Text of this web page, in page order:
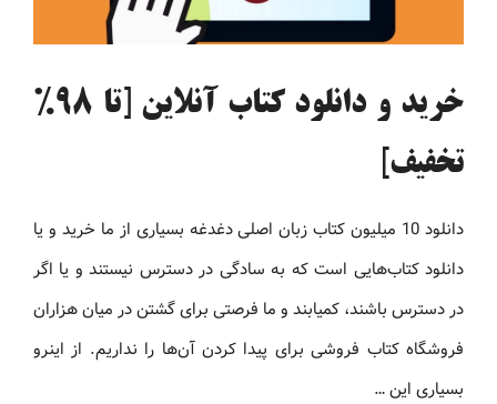
خرید و دانلود کتاب آنلاین [تا 98%
تخفیف]
دانلود 10 میلیون کتاب زبان اصلی دغدغه بسیاری از ما خرید و یا
دانلود کتاب‌هایی است که به سادگی در دسترس نیستند و یا اگر
در دسترس باشند، کمیابند و ما فرصتی برای گشتن در میان هزاران
فروشگاه کتاب فروشی برای پیدا کردن آن‌ها را نداریم. از اینرو
بسیاری این …